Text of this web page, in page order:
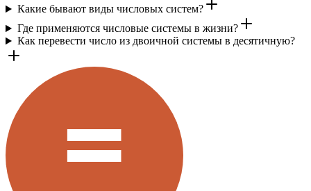
Какие бывают виды числовых систем?
Где применяются числовые системы в жизни?
Как перевести число из двоичной системы в десятичную?